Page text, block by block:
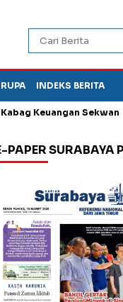
INDEKS BERITA
Sekwan
PAPER SURABAYA